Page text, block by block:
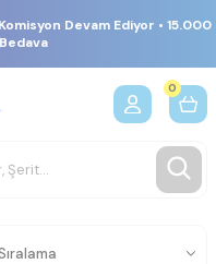
Devam Ediyor • 15.000
0